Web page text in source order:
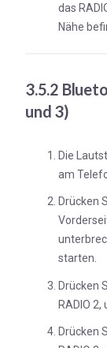
das
Nähe
3.5.2
und 3)
Die
am
Drücken
starten.
Drücken
RADIO
Drücken